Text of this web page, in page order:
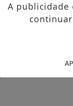
A publicidade